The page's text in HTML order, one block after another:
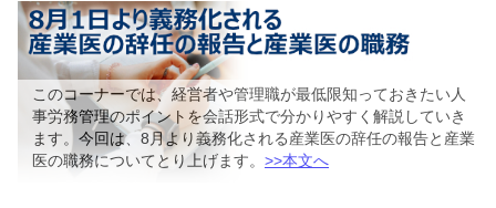
このコーナーでは、経営者や管理職が最低限知っておきたい人
事労務管理のポイントを会話形式で分かりやすく解説していき
ます。今回は、8月より義務化される産業医の辞任の報告と産業
医の職務についてとり上げます。 >>本文へ